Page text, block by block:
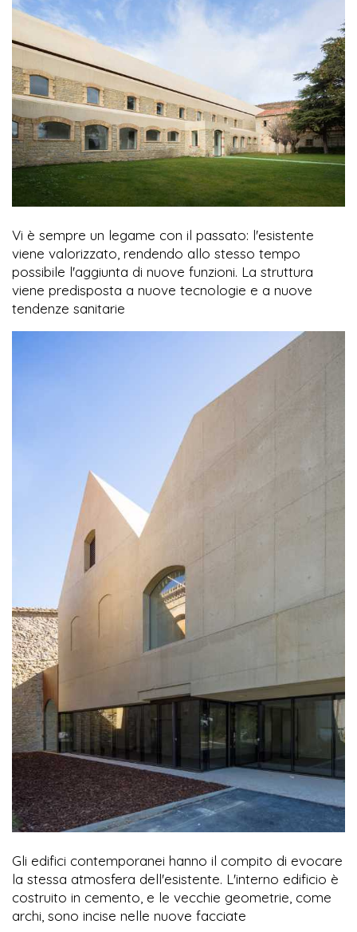
Vi è sempre un legame con il passato: l'esistente
viene valorizzato, rendendo allo stesso tempo
possibile l'aggiunta di nuove funzioni. La struttura
viene predisposta a nuove tecnologie e a nuove
tendenze sanitarie
Gli edifici contemporanei hanno il compito di evocare
la stessa atmosfera dell'esistente. L'interno edificio è
costruito in cemento, e le vecchie geometrie, come
archi, sono incise nelle nuove facciate